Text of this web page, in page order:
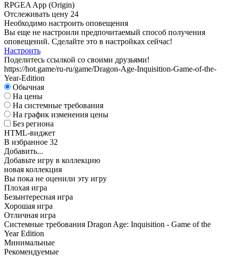
RPGEA App (Origin)
Отслеживать цену 24
Необходимо настроить оповещения
Вы еще не настроили предпочитаемый способ получения
оповещений. Сделайте это в настройках сейчас!
Настроить
Поделитесь ссылкой со своими друзьями!
https://hot.game/ru-ru/game/Dragon-Age-Inquisition-Game-of-the-
Year-Edition
Обычная
На цены
На системные требования
На график изменения цены
Без региона
HTML-виджет
В избранное 32
Добавить...
Добавьте игру в коллекцию
новая коллекция
Вы пока не оценили эту игру
Плохая игра
Безынтересная игра
Хорошая игра
Отличная игра
Системные требования Dragon Age: Inquisition - Game of the
Year Edition
Минимальные
Рекомендуемые